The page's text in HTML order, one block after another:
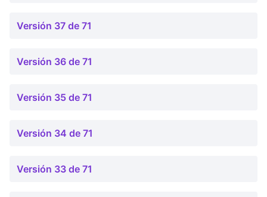
Versión 37 de 71
Versión 36 de 71
Versión 35 de 71
Versión 34 de 71
Versión 33 de 71